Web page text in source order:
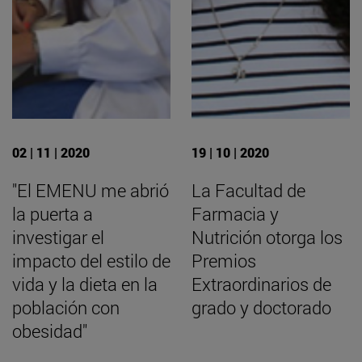
02 | 11 | 2020
"El EMENU me abrió
la puerta a
investigar el
impacto del estilo de
vida y la dieta en la
población con
obesidad"
19 | 10 | 2020
La Facultad de
Farmacia y
Nutrición otorga los
Premios
Extraordinarios de
grado y doctorado